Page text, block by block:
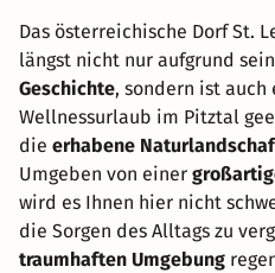
Das österreichische Dorf St.
längst nicht nur aufgrund
Geschichte, sondern ist
Wellnessurlaub im Pitztal
die erhabene
Umgeben von einer
wird es Ihnen hier nicht
die Sorgen des Alltags zu
traumhaften Umgebung